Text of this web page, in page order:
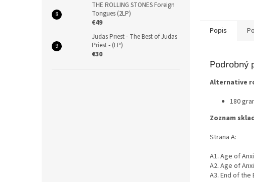
THE ROLLING STONES Foreign
Tongues (2LP)
€49
Judas Priest - The Best of Judas
Priest - (LP)
€30
Popis
Podrobný
Alternative
180
Zoznam
Strana A:
A1. Age of
A2. Age of
A3. End of the